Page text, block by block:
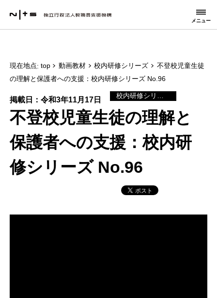
メニュー
現在地点 top 動画教材 校内研修シリーズ
不登校児童生徒
の理解と保護者への支援：校内研修シリーズ No.96
掲載日：令和3年11月17日
不登校児童生徒の理解と
保護者への支援：校内研
修シリーズ No.96